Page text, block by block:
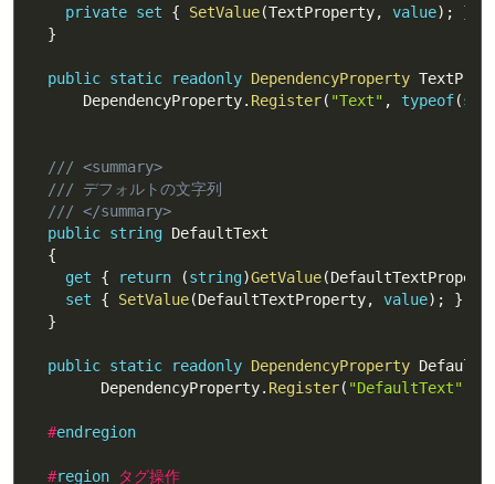
private set { SetValue(TextProperty, value) ;
}
}
public static readonly DependencyProperty
      DependencyProperty
. Register( "Text" , typeof(
/// <summary>
/// デフォルトの文字列
/// </summary>
public string DefaultText
{
get
{ return (string)GetValue(
set
{ SetValue(DefaultTextProperty, value) ;
}
}
public static readonly DependencyProperty
        DependencyProperty
. Register( "DefaultText"
#endregion
#region タグ操作